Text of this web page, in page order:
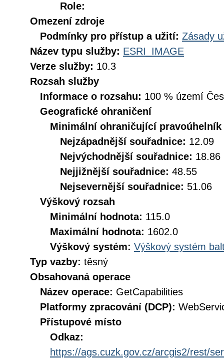
Role:
Omezení zdroje
Podmínky pro přístup a užití: Zásady
Název typu služby: ESRI_IMAGE
Verze služby: 10.3
Rozsah služby
Informace o rozsahu: 100 % území
Geografické ohraničení
Minimální ohraničující pravoúhelník
Nejzápadnější souřadnice: 12.09
Nejvýchodnější souřadnice: 18.86
Nejjižnější souřadnice: 48.55
Nejsevernější souřadnice: 51.06
Výškový rozsah
Minimální hodnota: 115.0
Maximální hodnota: 1602.0
Výškový systém: Výškový systém
Typ vazby: těsný
Obsahovaná operace
Název operace: GetCapabilities
Platformy zpracování (DCP):
Přístupové místo
Odkaz:
https://ags.cuzk.gov.cz/arcgis2/rest/